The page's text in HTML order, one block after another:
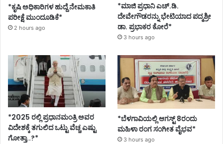
*ಕೃಷಿ ಅಧಿಕಾರಿಗಳ ಹುದ್ದೆ ನೇಮಕಾತಿ
ಪರೀಕ್ಷೆ ಮುಂದೂಡಿಕೆ*
2 hours ago
*ಮಾಜಿ ಪ್ರಧಾನಿ ಎಚ್.ಡಿ.
ದೇವೇಗೌಡರನ್ನು ಭೇಟಿಯಾದ ಪದ್ಮಶ್ರೀ
ಡಾ. ಪ್ರಭಾಕರ ಕೋರೆ*
3 hours ago
*2025 ರಲ್ಲಿ ಪ್ರಧಾನಮಂತ್ರಿ ಅವರ
ವಿದೇಶಕ್ಕೆ ತಗುಲಿದ ಒಟ್ಟು ವೆಚ್ಚ ಎಷ್ಟು
ಗೋತ್ತಾ..?*
*ಬೆಳಗಾವಿಯಲ್ಲಿ ಆಗಸ್ಟ್ 8ರಂದು
ಮಹಿಳಾ ರಂಗ ಸಂಗೀತ ವೈಭವ*
3 hours ago